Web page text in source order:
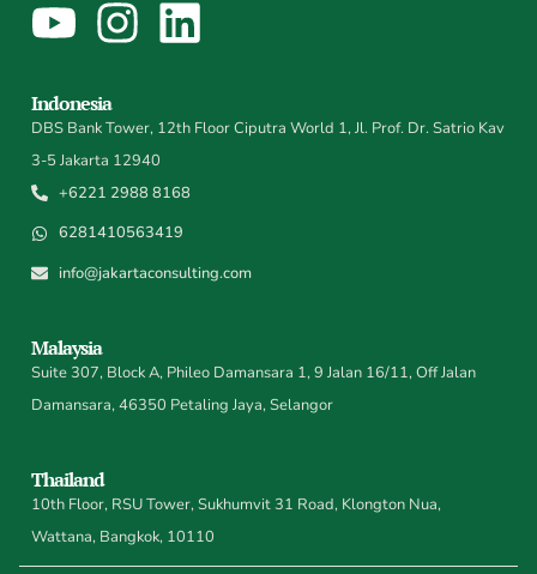
Indonesia
DBS Bank Tower, 12th Floor Ciputra World 1, Jl. Prof. Dr. Satrio Kav
3-5 Jakarta 12940
+6221 2988 8168
6281410563419
info@jakartaconsulting.com
Malaysia
Suite 307, Block A, Phileo Damansara 1, 9 Jalan 16/11, Off Jalan
Damansara, 46350 Petaling Jaya, Selangor
Thailand
10th Floor, RSU Tower, Sukhumvit 31 Road, Klongton Nua,
Wattana, Bangkok, 10110